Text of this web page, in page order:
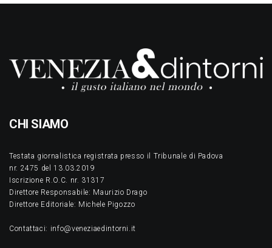
CHI SIAMO
Testata giornalistica registrata presso il Tribunale di Padova
nr. 2475 del 13.03.2019
Iscrizione R.O.C. nr. 31317
Direttore Responsabile: Maurizio Drago
Direttore Editoriale: Michele Pigozzo
Contattaci: info@veneziaedintorni.it